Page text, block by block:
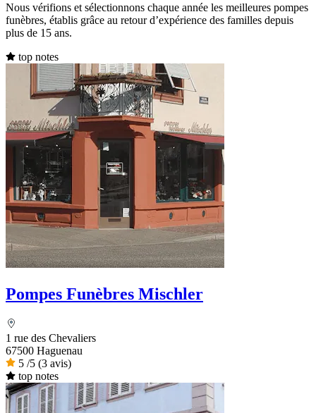
Nous vérifions et sélectionnons chaque année les meilleures pompes
funèbres, établis grâce au retour d’expérience des familles depuis
plus de 15 ans.
top notes
Pompes Funèbres Mischler
1 rue des Chevaliers
67500 Haguenau
5 /5 (3 avis)
top notes